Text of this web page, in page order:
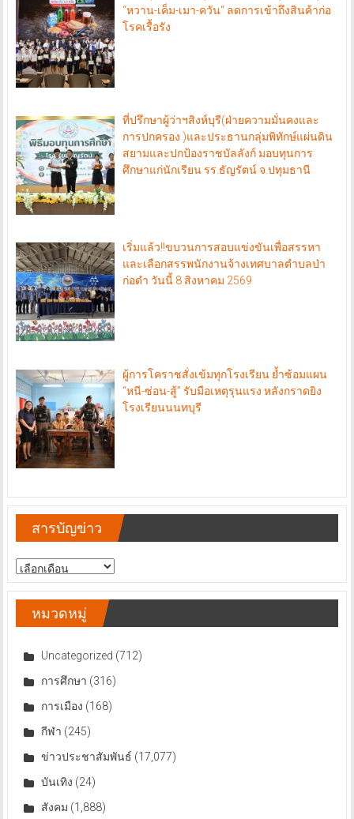
“หวาน-เค็ม-เมา-ควัน“ ลดการเข้าถึงสินค้าก่อ
โรคเรื้อรัง
ที่ปรึกษาผู้ว่าฯสิงห์บุรี(ฝ่ายความมั่นคงและ
การปกครอง )และประธานกลุ่มพิทักษ์แผ่นดิน
สยามและปกป้องราชบัลลังก์ มอบทุนการ
ศึกษาแก่นักเรียน รร.ธัญรัตน์ จ.ปทุมธานี
เริ่มแล้ว!!ขบวนการสอบแข่งขันเพื่อสรรหา
และเลือกสรรพนักงานจ้างเทศบาลตำบลป่า
ก่อดำ วันนี้ 8 สิงหาคม 2569
ผู้การโคราชสั่งเข้มทุกโรงเรียน ย้ำซ้อมแผน
“หนี-ซ่อน-สู้” รับมือเหตุรุนแรง หลังกราดยิง
โรงเรียนนนทบุรี
สารบัญข่าว
สารบัญ
ข่าว
หมวดหมู่
Uncategorized (712)
การศึกษา (316)
การเมือง (168)
กีฬา (245)
ข่าวประชาสัมพันธ์ (17,077)
บันเทิง (24)
สังคม (1,888)